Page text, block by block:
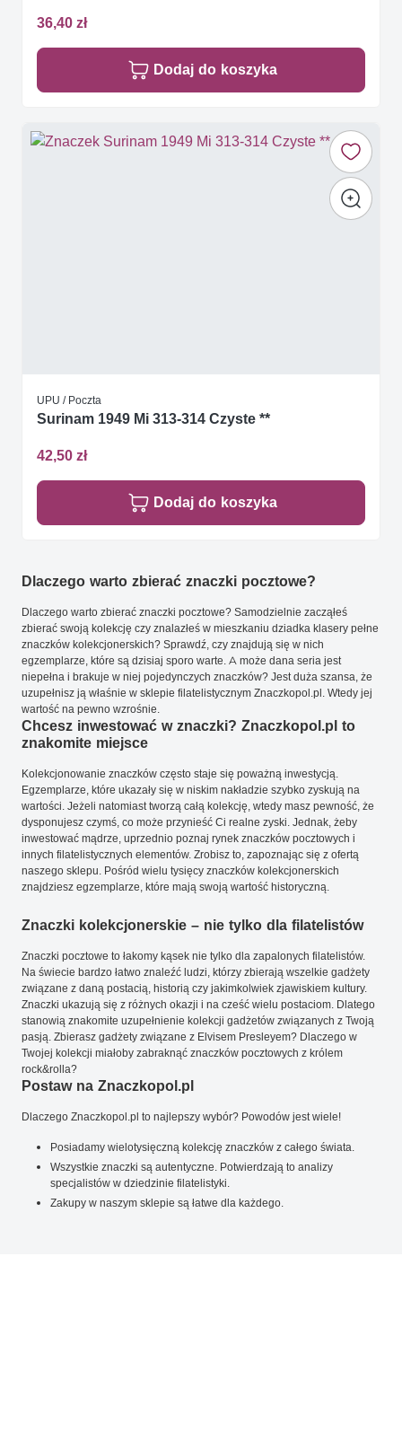
36,40 zł
Dodaj do koszyka
UPU / Poczta
Surinam 1949 Mi 313-314 Czyste **
42,50 zł
Dodaj do koszyka
Dlaczego warto zbierać znaczki pocztowe?
Dlaczego warto zbierać znaczki pocztowe? Samodzielnie zacząłeś
zbierać swoją kolekcję czy znalazłeś w mieszkaniu dziadka klasery pełne
znaczków kolekcjonerskich? Sprawdź, czy znajdują się w nich
egzemplarze, które są dzisiaj sporo warte. A może dana seria jest
niepełna i brakuje w niej pojedynczych znaczków? Jest duża szansa, że
uzupełnisz ją właśnie w sklepie filatelistycznym Znaczkopol.pl. Wtedy jej
wartość na pewno wzrośnie.
Chcesz inwestować w znaczki? Znaczkopol.pl to
znakomite miejsce
Kolekcjonowanie znaczków często staje się poważną inwestycją.
Egzemplarze, które ukazały się w niskim nakładzie szybko zyskują na
wartości. Jeżeli natomiast tworzą całą kolekcję, wtedy masz pewność, że
dysponujesz czymś, co może przynieść Ci realne zyski. Jednak, żeby
inwestować mądrze, uprzednio poznaj rynek znaczków pocztowych i
innych filatelistycznych elementów. Zrobisz to, zapoznając się z ofertą
naszego sklepu. Pośród wielu tysięcy znaczków kolekcjonerskich
znajdziesz egzemplarze, które mają swoją wartość historyczną.
Znaczki kolekcjonerskie – nie tylko dla filatelistów
Znaczki pocztowe to łakomy kąsek nie tylko dla zapalonych filatelistów.
Na świecie bardzo łatwo znaleźć ludzi, którzy zbierają wszelkie gadżety
związane z daną postacią, historią czy jakimkolwiek zjawiskiem kultury.
Znaczki ukazują się z różnych okazji i na cześć wielu postaciom. Dlatego
stanowią znakomite uzupełnienie kolekcji gadżetów związanych z Twoją
pasją. Zbierasz gadżety związane z Elvisem Presleyem? Dlaczego w
Twojej kolekcji miałoby zabraknąć znaczków pocztowych z królem
rock&rolla?
Postaw na Znaczkopol.pl
Dlaczego Znaczkopol.pl to najlepszy wybór? Powodów jest wiele!
Posiadamy wielotysięczną kolekcję znaczków z całego świata.
Wszystkie znaczki są autentyczne. Potwierdzają to analizy
specjalistów w dziedzinie filatelistyki.
Zakupy w naszym sklepie są łatwe dla każdego.